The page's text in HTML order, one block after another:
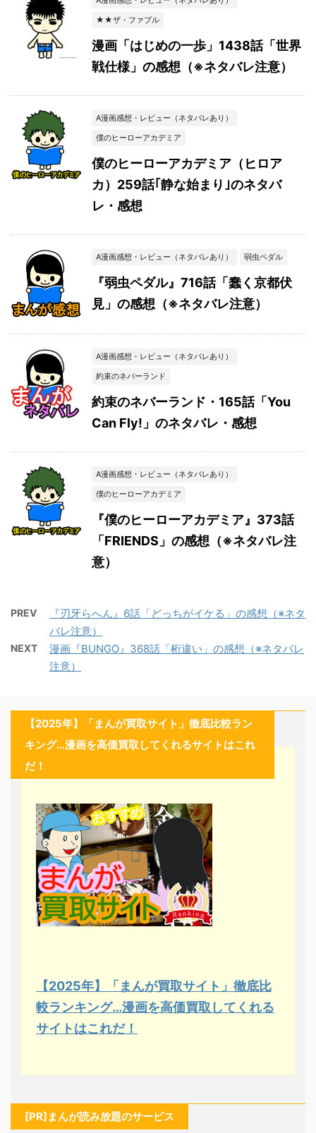
★★ザ・ファブル
漫画「はじめの一歩」1438話「世界
戦仕様」の感想（※ネタバレ注意）
A漫画感想・レビュー（ネタバレあり）
僕のヒーローアカデミア
僕のヒーローアカデミア（ヒロア
カ）259話｢静な始まり｣のネタバ
レ・感想
A漫画感想・レビュー（ネタバレあり） 弱虫ペダル
『弱虫ペダル』716話「蠢く京都伏
見」の感想（※ネタバレ注意）
A漫画感想・レビュー（ネタバレあり）
約束のネバーランド
約束のネバーランド・165話「You
Can Fly!」のネタバレ・感想
A漫画感想・レビュー（ネタバレあり）
僕のヒーローアカデミア
『僕のヒーローアカデミア』373話
「FRIENDS」の感想（※ネタバレ注
意）
PREV
『刃牙らへん』6話「どっちがイケる」の感想（※ネタ
バレ注意）
NEXT
漫画『BUNGO』368話「桁違い」の感想（※ネタバレ
注意）
【2025年】「まんが買取サイト」徹底比較ラン
キング…漫画を高価買取してくれるサイトはこれ
だ！
【2025年】「まんが買取サイト」徹底比
較ランキング…漫画を高価買取してくれる
サイトはこれだ！
[PR]まんが読み放題のサービス